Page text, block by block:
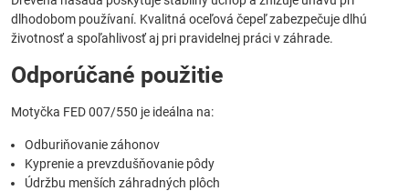
dlhodobom používaní. Kvalitná oceľová čepeľ zabezpečuje dlhú
životnosť a spoľahlivosť aj pri pravidelnej práci v záhrade.
Odporúčané použitie
Motyčka FED 007/550 je ideálna na:
Odburiňovanie záhonov
Kyprenie a prevzdušňovanie pôdy
Údržbu menších záhradných plôch